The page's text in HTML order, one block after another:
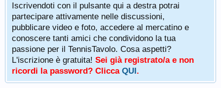
Iscrivendoti con il pulsante qui a destra potrai
partecipare attivamente nelle discussioni,
pubblicare video e foto, accedere al mercatino e
conoscere tanti amici che condividono la tua
passione per il TennisTavolo. Cosa aspetti?
L'iscrizione è gratuita! Sei già registrato/a e non
ricordi la password? Clicca QUI.